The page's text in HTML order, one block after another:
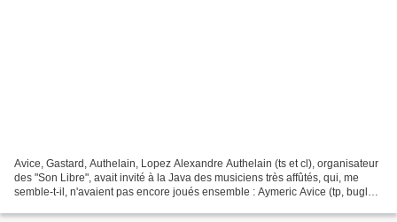
Avice, Gastard, Authelain, Lopez Alexandre Authelain (ts et cl), organisateur
des "Son Libre", avait invité à la Java des musiciens très affûtés, qui, me
semble-t-il, n'avaient pas encore joués ensemble : Aymeric Avice (tp, bugle),